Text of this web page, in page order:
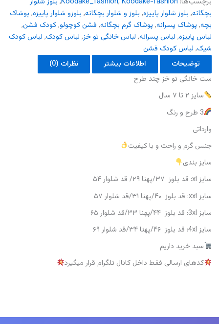
بچگانه, بلوز شلوار پاییزه, بلوز و شلوار بچگانه, بلوزو شلوار پاییزه, پوشاک
بچه, پوشاک پسرانه, پوشاک گرم بچگانه, فشن کوچولو,کودک فشن,
لباس پاییزه, لباس پسرانه, لباس خانگی تو خز, لباس کودک, لباس کودک
شیک, لباس کودک فشن
توضیحات
اطلاعات بیشتر
نظرات (0)
ست خانگی تو خز چند طرح
سایز ۲ تا ۷ سال
3 طرح و رنگ
وارداتی
جنس گرم و راحت و با کیفیت
سایز بندی
سایز xl: قد بلوز ۳۷/پهنا ۲۹/ قد شلوار ۵۴
سایز xxl: قد بلوز ۴۰/پهنا ۳۱/قد شلوار ۵۷
سایز 3xl: قد بلوز ۴۴/پهنا ۳۳/قد شلوار ۶۵
سایز 4xl: قد بلوز ۴۶/پهنا ۳۴/قد شلوار ۶۹
سبد خرید داریم
کدهای ارسالی فقط داخل کانال تلگرام قرار میگیرد